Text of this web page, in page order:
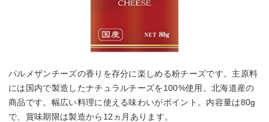
パルメザンチーズの香りを存分に楽しめる粉チーズです。主原料
には国内で製造したナチュラルチーズを100%使用。北海道産の
商品です。幅広い料理に使える味わいがポイント。内容量は80g
で、賞味期限は製造から12ヵ月あります。